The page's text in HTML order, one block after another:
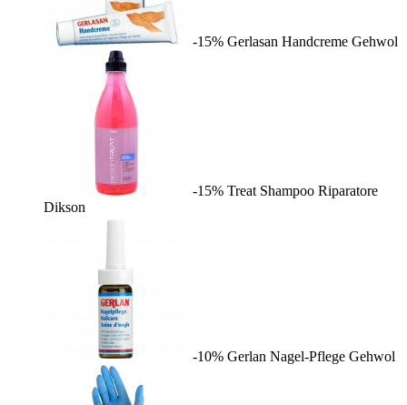
-15% Gerlasan Handcreme Gehwol
-15% Treat Shampoo Riparatore
Dikson
-10% Gerlan Nagel-Pflege Gehwol